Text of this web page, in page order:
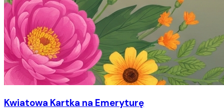
Kwiatowa Kartka na Emeryturę